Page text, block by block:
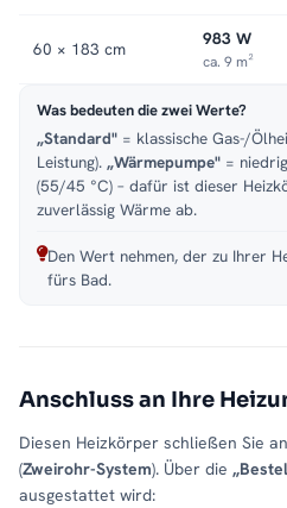
60 × 183 cm 983 W
ca. 9 m²
Was bedeuten die zwei Werte?
„Standard" = klassische Gas-/
Leistung). „Wärmepumpe" =
(55/45 °C) – dafür ist dieser
zuverlässig Wärme ab.
Den Wert nehmen, der zu Ihrer
fürs Bad.
Anschluss an Ihre
Diesen Heizkörper schließen Sie
(Zweirohr-System). Über die
ausgestattet wird: